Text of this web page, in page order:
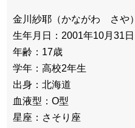
金川紗耶（かながわ さや）
生年月日：2001年10月31日
年齢：17歳
学年：高校2年生
出身：北海道
血液型：O型
星座：さそり座